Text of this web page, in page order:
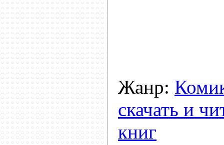
Жанр:
скачать и
книг